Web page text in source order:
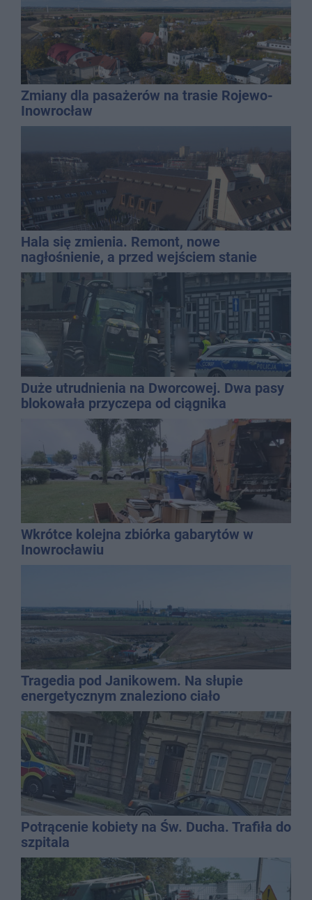
Zmiany dla pasażerów na trasie Rojewo-
Inowrocław
Hala się zmienia. Remont, nowe
nagłośnienie, a przed wejściem stanie
QEMETICA ARENA
Duże utrudnienia na Dworcowej. Dwa pasy
blokowała przyczepa od ciągnika
Wkrótce kolejna zbiórka gabarytów w
Inowrocławiu
Tragedia pod Janikowem. Na słupie
energetycznym znaleziono ciało
mężczyzny
Potrącenie kobiety na Św. Ducha. Trafiła do
szpitala